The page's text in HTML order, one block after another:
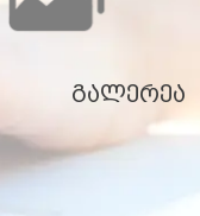
გალერეა